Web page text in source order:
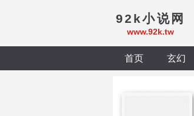
92k小说网
www.92k.tw
首页 玄幻